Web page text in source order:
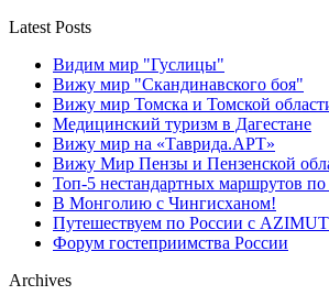
Latest Posts
Видим мир "Гуслицы"
Вижу мир "Скандинавского боя"
Вижу мир Томска и Томской
Медицинский туризм в Дагестане
Вижу мир на «Таврида.АРТ»
Вижу Мир Пензы и Пензенской
Топ-5 нестандартных маршрутов
В Монголию с Чингисханом!
Путешествуем по России с
Форум гостеприимства России
Archives